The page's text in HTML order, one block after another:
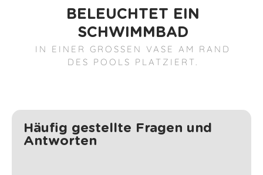
BELEUCHTET EIN
SCHWIMMBAD
IN EINER GROSSEN VASE AM RAND D
ES POOLS PLATZIERT.
Häufig gestellte Fragen und
Antworten